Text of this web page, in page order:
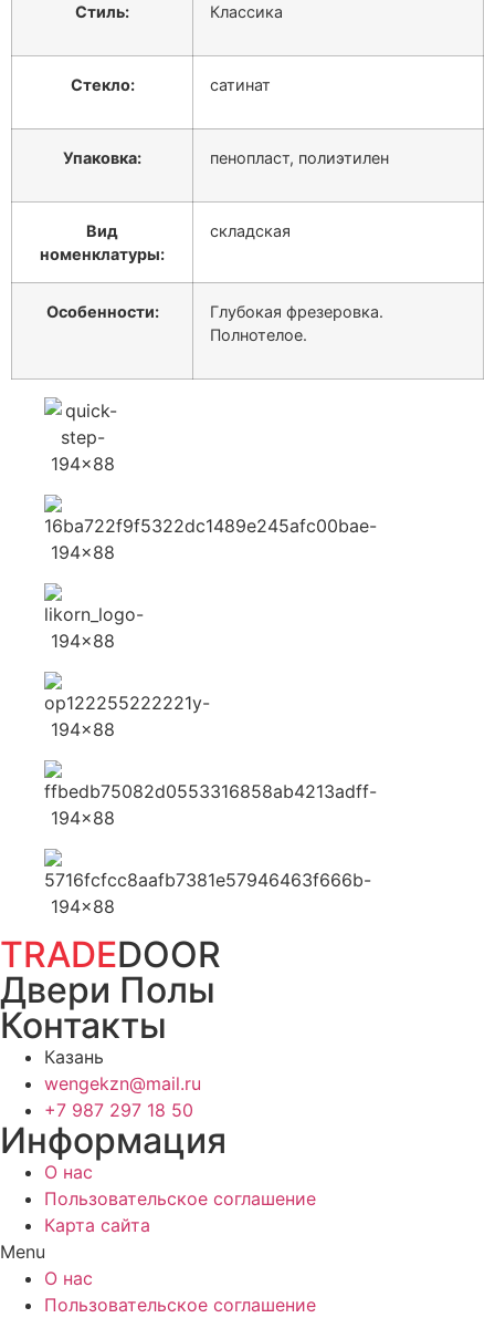
Стиль: Классика
Стекло: сатинат
Упаковка: пенопласт, полиэтилен
Вид
номенклатуры:
складская
Особенности:
Глубокая фрезеровка.
Полнотелое.
TRADEDOOR
Двери Полы
Контакты
Казань
wengekzn@mail.ru
+7 987 297 18 50
Информация
О нас
Пользовательское соглашение
Карта сайта
Menu
О нас
Пользовательское соглашение